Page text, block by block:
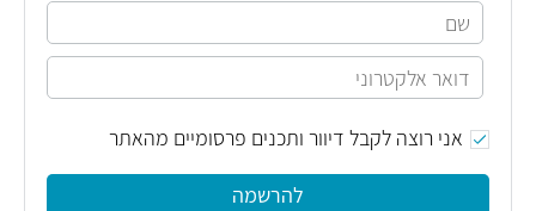
אני רוצה לקבל דיוור ותכנים פרסומיים מהאתר
להרשמה